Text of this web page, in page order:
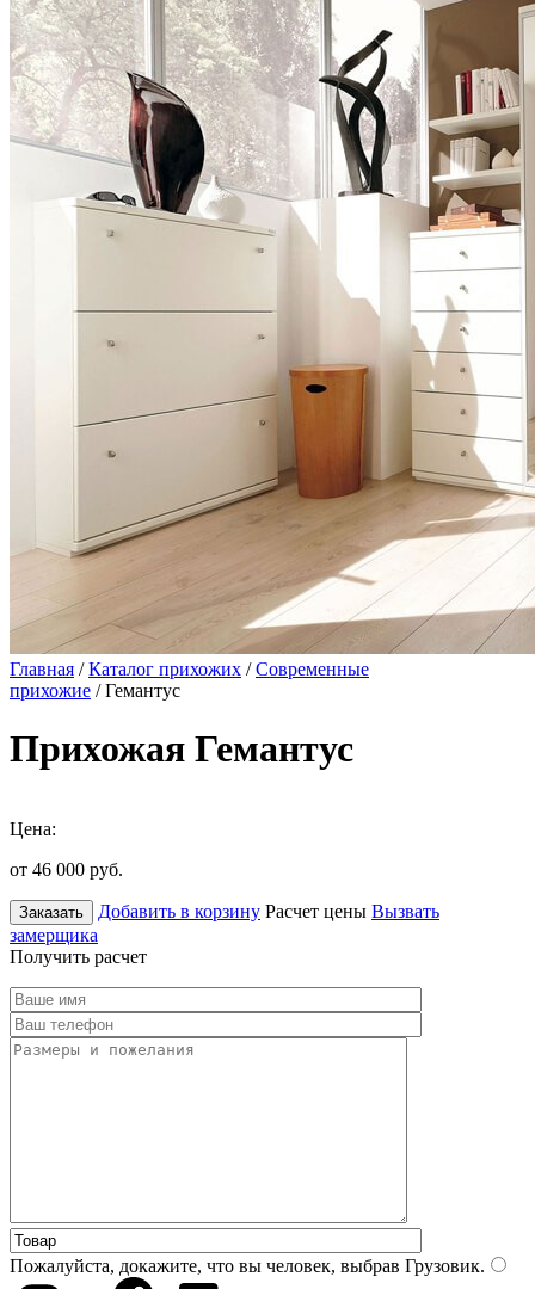
Главная /Каталог прихожих /Современные
прихожие / Гемантус
Прихожая Гемантус
Цена:
от 46 000 руб.
Заказать Добавить в корзину Расчет цены Вызвать
замерщика
Получить расчет
Пожалуйста, докажите, что вы человек, выбрав Грузовик.